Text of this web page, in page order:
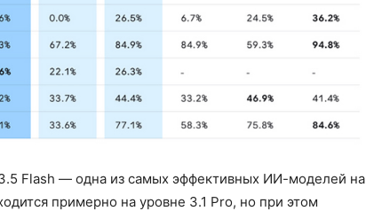
Flash — одна из самых эффективных ИИ-моделей на
примерно на уровне 3.1 Pro, но при этом